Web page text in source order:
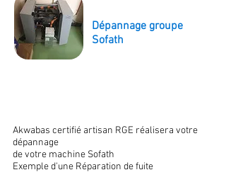
Dépannage groupe
Sofath
Akwabas certifié artisan RGE réalisera votre
dépannage
de votre machine Sofath
Exemple d'une Réparation de fuite